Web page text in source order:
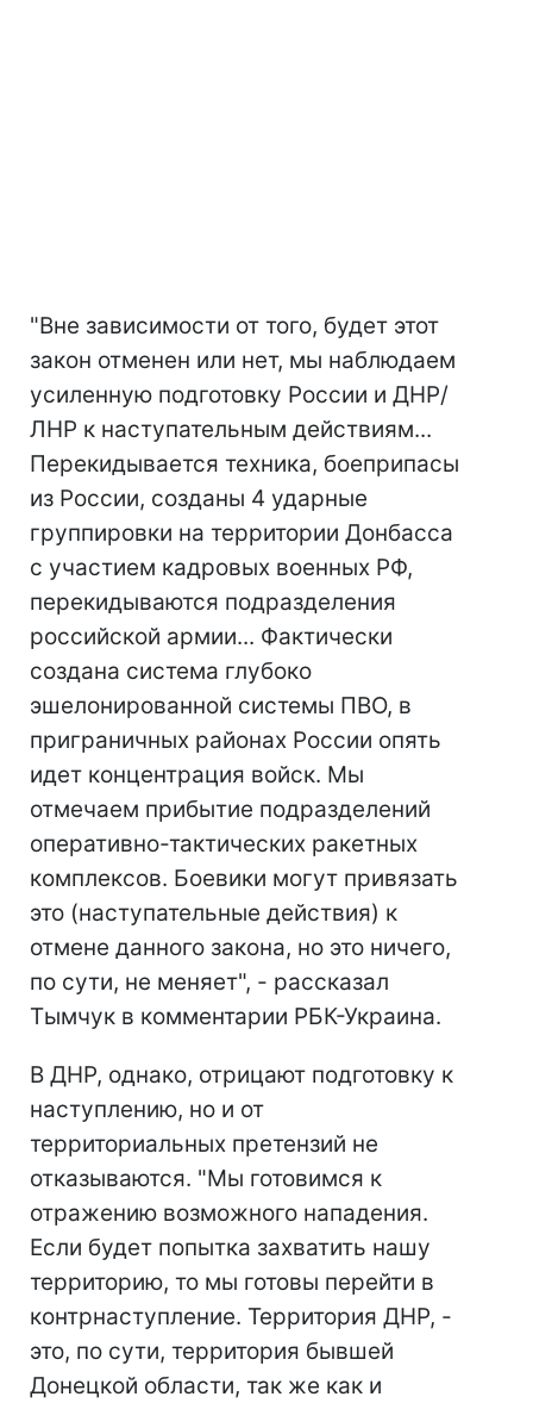
"Вне зависимости от того, будет этот
закон отменен или нет, мы наблюдаем
усиленную подготовку России и ДНР/
ЛНР к наступательным действиям...
Перекидывается техника, боеприпасы
из России, созданы 4 ударные
группировки на территории Донбасса
с участием кадровых военных РФ,
перекидываются подразделения
российской армии... Фактически
создана система глубоко
эшелонированной системы ПВО, в
приграничных районах России опять
идет концентрация войск. Мы
отмечаем прибытие подразделений
оперативно-тактических ракетных
комплексов. Боевики могут привязать
это (наступательные действия) к
отмене данного закона, но это ничего,
по сути, не меняет", - рассказал
Тымчук в комментарии РБК-Украина.
В ДНР, однако, отрицают подготовку к
наступлению, но и от
территориальных претензий не
отказываются. "Мы готовимся к
отражению возможного нападения.
Если будет попытка захватить нашу
территорию, то мы готовы перейти в
контрнаступление. Территория ДНР, -
это, по сути, территория бывшей
Донецкой области, так же как и